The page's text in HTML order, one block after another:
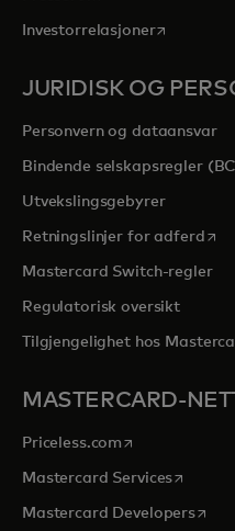
Investorrelasjoneropens in a
JURIDISK OG
Personvern og dataansvar
Bindende selskapsregler
Utvekslingsgebyrer
Retningslinjer for adferd
Mastercard Switch-regler
Regulatorisk oversikt
Tilgjengelighet hos
MASTERCARD-
Priceless.com opens in a new
Mastercard Servicesopens
Mastercard Developers